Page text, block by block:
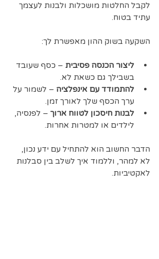
לקבל החלטות מושכלות ולבנות לעצמך
עתיד בטוח.
השקעה בשוק ההון מאפשרת לך:
ליצור הכנסה פסיבית – כסף שעובד
בשבילך גם כשאת לא.
להתמודד עם אינפלציה – לשמור על
ערך הכסף שלך לאורך זמן.
לבנות חיסכון לטווח ארוך – לפנסיה,
לילדים או למטרות אחרות.
הדבר החשוב הוא להתחיל עם ידע נכון,
לא למהר, וללמוד איך לשלב בין סבלנות
לאקטיביות.